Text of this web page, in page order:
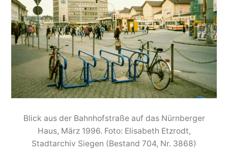
Blick aus der Bahnhofstraße auf das Nürnberger
Haus, März 1996. Foto: Elisabeth Etzrodt,
Stadtarchiv Siegen (Bestand 704, Nr. 3868)